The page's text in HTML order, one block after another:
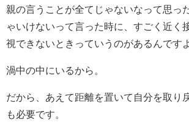
親の言うことが全てじゃないなって思っ
ゃいけないって言った時に、すごく近く
視できないときっていうのがあるんです
渦中の中にいるから。
だから、あえて距離を置いて自分を取り
も必要です。